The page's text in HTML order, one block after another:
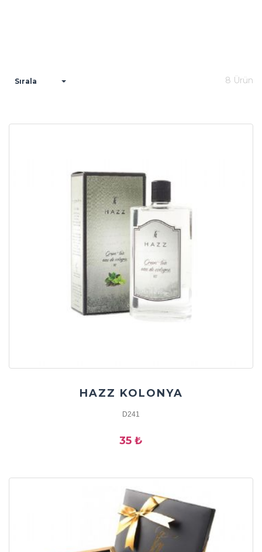
Sırala 8 Ürün
HAZZ KOLONYA
D241
35 ₺